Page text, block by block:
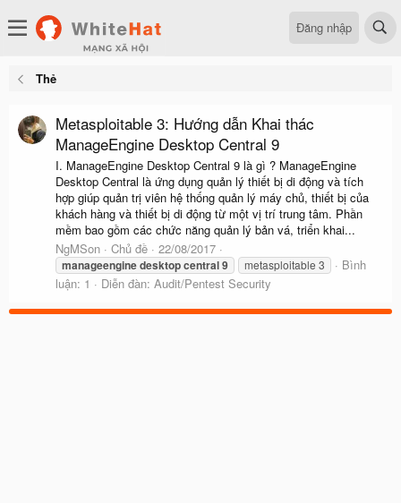
Đăng nhập
Thẻ
Metasploitable 3: Hướng dẫn Khai thác
ManageEngine Desktop Central 9
I. ManageEngine Desktop Central 9 là gì ? ManageEngine
Desktop Central là ứng dụng quản lý thiết bị di động và tích
hợp giúp quản trị viên hệ thống quản lý máy chủ, thiết bị của
khách hàng và thiết bị di động từ một vị trí trung tâm. Phần
mềm bao gồm các chức năng quản lý bản vá, triển khai...
NgMSon
Chủ đề 22/08/2017
manageenginedesktopcentral9 metasploitable 3
Bình
luận: 1
Diễn đàn: Audit/Pentest Security